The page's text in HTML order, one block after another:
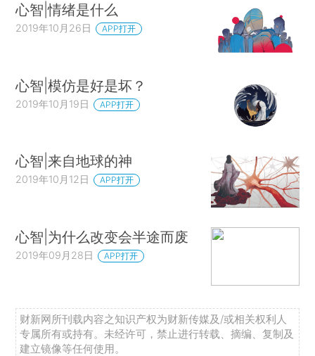
心智|情绪是什么
2019年10月26日 APP打开
心智|模仿是好是坏？
2019年10月19日 APP打开
心智|来自地球的神
2019年10月12日 APP打开
心智|为什么改变会半途而废
2019年09月28日 APP打开
财新网所刊载内容之知识产权为财新传媒及/或相关权利人
专属所有或持有。未经许可，禁止进行转载、摘编、复制及
建立镜像等任何使用。